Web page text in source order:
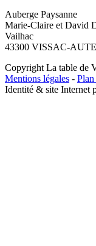
Auberge Paysanne
Marie-Claire ​et David
Vailhac
43300 VISSAC-
Copyright La table de
Mentions légales -
Identité & site Internet